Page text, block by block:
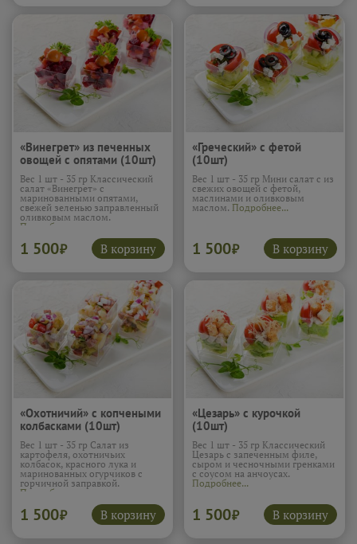
«Винегрет» из печенных
овощей с опятами (10шт)
Вес 1 шт - 35 гр Классический
салат «Винегрет» с
маринованными опятами,
свежей зеленью заправленный
оливковым маслом.
Подробнее...
1 500₽ В корзину
«Греческий» с фетой
(10шт)
Вес 1 шт - 35 гр Мини салат с из
свежих овощей с фетой,
маслинами и оливковым
маслом. Подробнее...
1 500₽ В корзину
«Охотничий» с копчеными
колбасками (10шт)
Вес 1 шт - 35 гр Салат из
картофеля, охотничьих
колбасок, красного лука и
маринованных огурчиков с
горчичной заправкой.
Подробнее...
1 500₽ В корзину
«Цезарь» с курочкой
(10шт)
Вес 1 шт - 35 гр Классический
Цезарь с запеченным филе,
сыром и чесночными гренками
с соусом на анчоусах.
Подробнее...
1 500₽ В корзину